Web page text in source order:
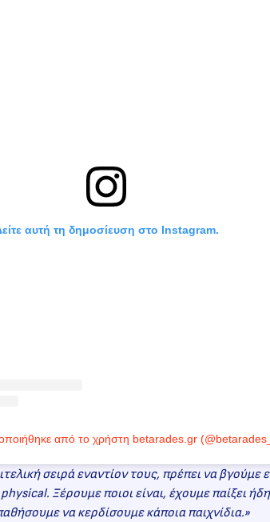
αυτή τη δημοσίευση στο Instagram.
από το χρήστη betarades.gr
σειρά εναντίον τους, πρέπει να βγούμε
Ξέρουμε ποιοι είναι, έχουμε παίξει
να κερδίσουμε κάποια παιχνίδια.»